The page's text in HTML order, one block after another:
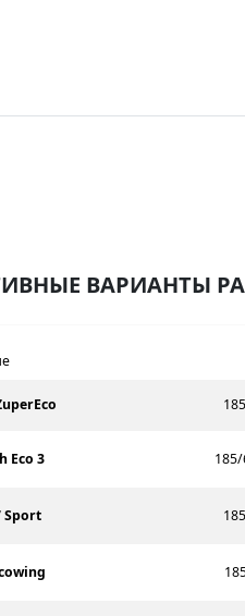
ВАРИАНТЫ
Eco 3 185/
Sport